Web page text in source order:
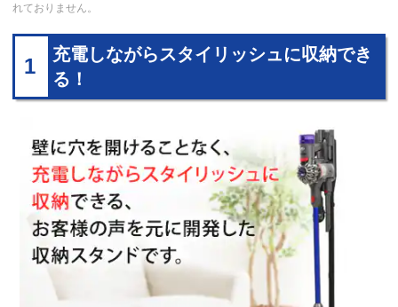
れておりません。
1
充電しながらスタイリッシュに収納でき
る！